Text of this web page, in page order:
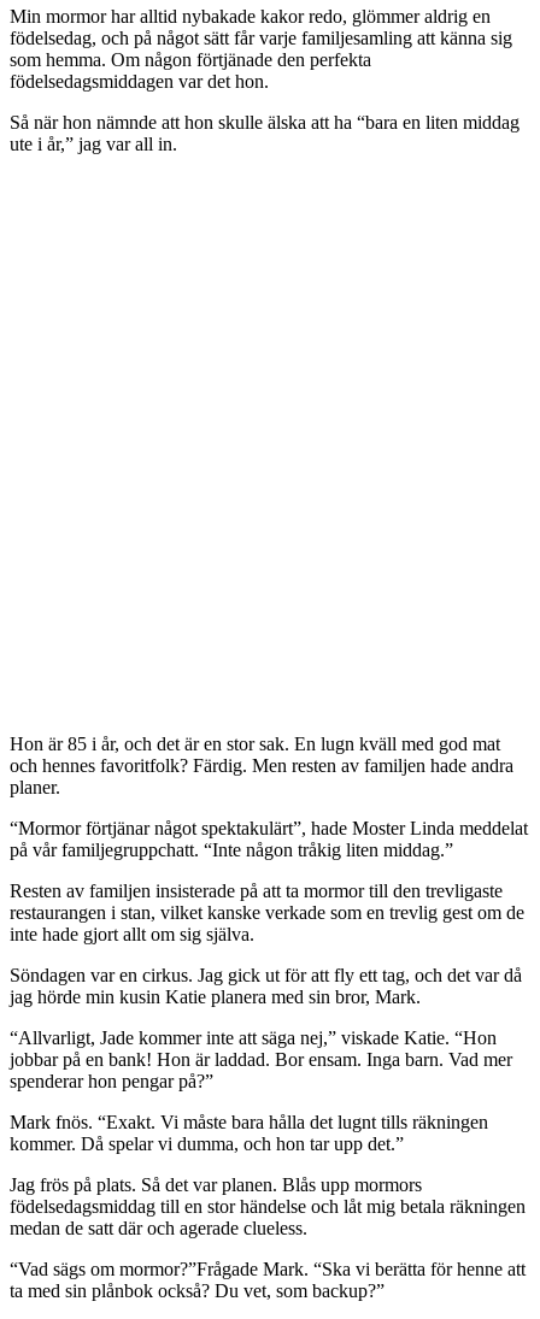
Min mormor har alltid nybakade kakor redo, glömmer aldrig en
födelsedag, och på något sätt får varje familjesamling att känna sig
som hemma. Om någon förtjänade den perfekta
födelsedagsmiddagen var det hon.
Så när hon nämnde att hon skulle älska att ha “bara en liten middag
ute i år,” jag var all in.
Hon är 85 i år, och det är en stor sak. En lugn kväll med god mat
och hennes favoritfolk? Färdig. Men resten av familjen hade andra
planer.
“Mormor förtjänar något spektakulärt”, hade Moster Linda meddelat
på vår familjegruppchatt. “Inte någon tråkig liten middag.”
Resten av familjen insisterade på att ta mormor till den trevligaste
restaurangen i stan, vilket kanske verkade som en trevlig gest om de
inte hade gjort allt om sig själva.
Söndagen var en cirkus. Jag gick ut för att fly ett tag, och det var då
jag hörde min kusin Katie planera med sin bror, Mark.
“Allvarligt, Jade kommer inte att säga nej,” viskade Katie. “Hon
jobbar på en bank! Hon är laddad. Bor ensam. Inga barn. Vad mer
spenderar hon pengar på?”
Mark fnös. “Exakt. Vi måste bara hålla det lugnt tills räkningen
kommer. Då spelar vi dumma, och hon tar upp det.”
Jag frös på plats. Så det var planen. Blås upp mormors
födelsedagsmiddag till en stor händelse och låt mig betala räkningen
medan de satt där och agerade clueless.
“Vad sägs om mormor?”Frågade Mark. “Ska vi berätta för henne att
ta med sin plånbok också? Du vet, som backup?”